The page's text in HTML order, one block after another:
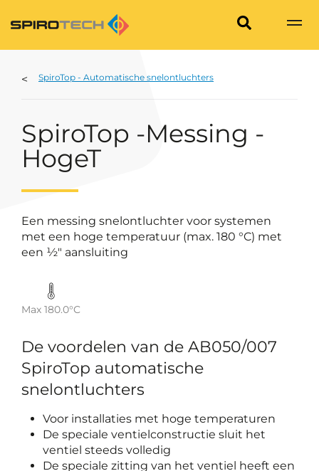
SpiroTop - Automatische snelontluchters
SpiroTop -Messing -
HogeT
Een messing snelontluchter voor systemen
met een hoge temperatuur (max. 180 °C) met
een ½" aansluiting
Max 180.0°C
De voordelen van de AB050/007
SpiroTop automatische
snelontluchters
Voor installaties met hoge temperaturen
De speciale ventielconstructie sluit het
ventiel steeds volledig
De speciale zitting van het ventiel heeft een